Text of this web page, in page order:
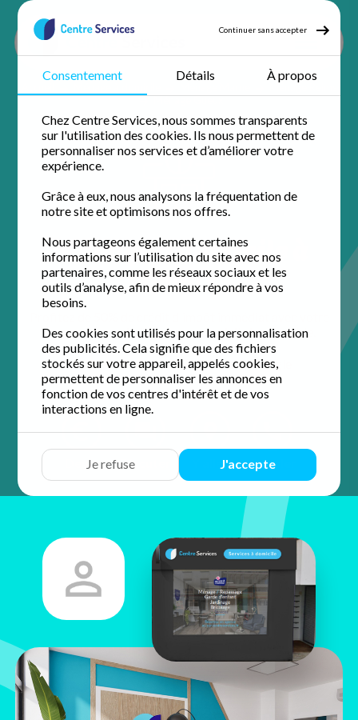
Continuer sans accepter
Consentement Détails À propos
Chez Centre Services, nous sommes transparents
sur l'utilisation des cookies. Ils nous permettent de
personnaliser nos services et d’améliorer votre
expérience.
Grâce à eux, nous analysons la fréquentation de
notre site et optimisons nos offres.
Nous partageons également certaines
informations sur l’utilisation du site avec nos
partenaires, comme les réseaux sociaux et les
outils d’analyse, afin de mieux répondre à vos
besoins.
Des cookies sont utilisés pour la personnalisation
des publicités. Cela signifie que des fichiers
stockés sur votre appareil, appelés cookies,
permettent de personnaliser les annonces en
fonction de vos centres d'intérêt et de vos
interactions en ligne.
Je refuse J'accepte
Ménage Gueux
Ménage à domicile à
Gueux
agence de proximité pour un domicile impeccable.
4.9 / 5 sur 56 avisGoogle
Devis Discuter Y aller Appeler
Benoit
Lejeune
5 rue du Colonel Fabien
51100 Reims